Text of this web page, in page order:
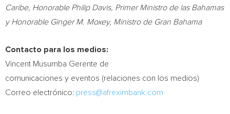
Caribe, Honorable Philip Davis, Primer Ministro de las Bahamas
y Honorable Ginger M. Moxey, Ministro de Gran Bahama
Contacto para los medios:
Vincent Musumba Gerente de
comunicaciones y eventos (relaciones con los medios)
Correo electrónico: press@afreximbank.com